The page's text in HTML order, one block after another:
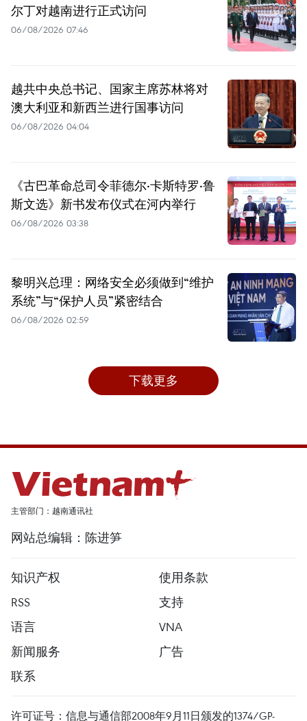
尔丁对越南进行正式访问
06/08/2026 07:46
越共中央总书记、国家主席苏林将对
澳大利亚和新西兰进行国事访问
06/08/2026 04:04
《古巴革命总司令菲德尔·卡斯特罗·鲁
斯文选》新书发布仪式在河内举行
06/08/2026 03:38
黎明兴总理：网络安全必须做到“维护
系统”与“保护人员”紧密结合
06/08/2026 02:59
下载更多
主管部门：越南通讯社
网站总编辑：陈进笋
知识产权
使用条款
RSS
支持
语言
VNA
新闻服务
广告
联系
许可证号：信息与通信部2008年9月11日颁发的1374/GP-